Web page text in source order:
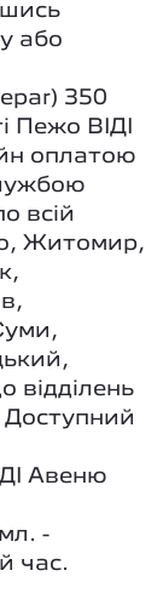
або
350
Пежо ВІДІ
оплатою
всій
Житомир,
відділень
Авеню
-
час.